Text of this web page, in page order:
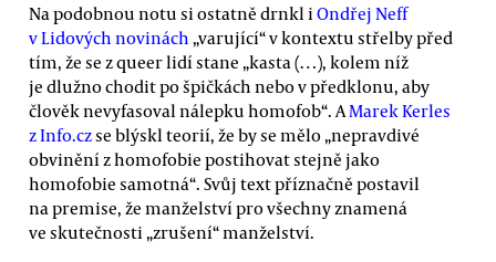
Na podobnou notu si ostatně drnkl i Ondřej Neff
v Lidových novinách „varující“ v kontextu střelby před
tím, že se z queer lidí stane „kasta (…), kolem níž
je dlužno chodit po špičkách nebo v předklonu, aby
člověk nevyfasoval nálepku homofob“. A Marek Kerles
z Info.czse blýskl teorií, že by se mělo „nepravdivé
obvinění z homofobie postihovat stejně jako
homofobie samotná“. Svůj text příznačně postavil
na premise, že manželství pro všechny znamená
ve skutečnosti „zrušení“ manželství.